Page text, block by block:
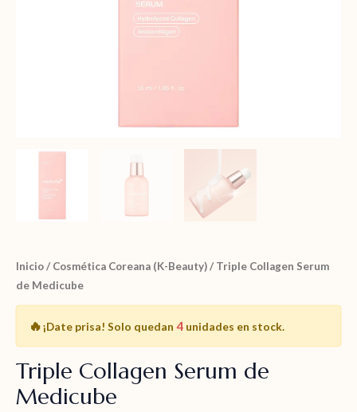
Inicio/ Cosmética Coreana (K-Beauty)/ Triple Collagen Serum
de Medicube
🔥¡Date prisa! Solo quedan 4 unidades en stock.
Triple Collagen Serum de
Medicube